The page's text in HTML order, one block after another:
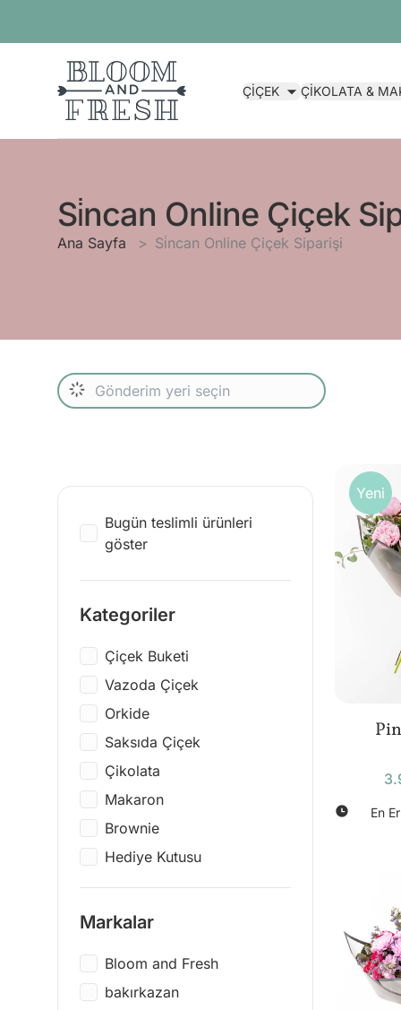
ÇİÇEK ÇİKOLATA &
Si̇ncan Online Çiçek
Ana Sayfa Si̇ncan Online Çiçek Siparişi
Bugün teslimli ürünleri
göster
Kategoriler
Çiçek Buketi
Vazoda Çiçek
Orkide
Saksıda Çiçek
Çikolata
Makaron
Brownie
Hediye Kutusu
LEGO
Kitap
Termos & Shaker
Ofis & Kırtasiye
Markalar
Bloom and Fresh
bakırkazan
Yeni
En